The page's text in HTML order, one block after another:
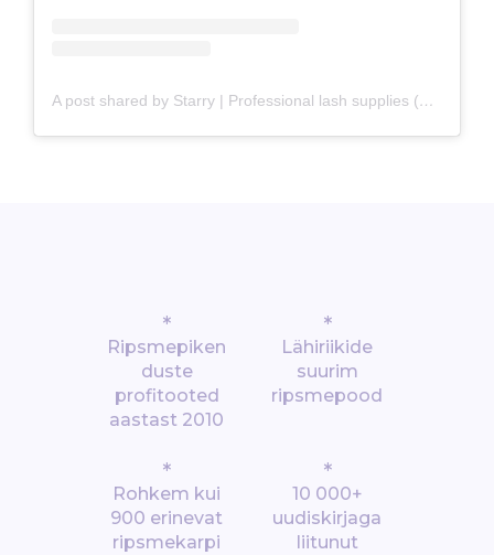
A post shared by Starry | Professional lash supplies (@starrylashes)
*
Ripsmepiken
duste
profitooted
aastast 2010
*
Lähiriikide
suurim
ripsmepood
*
Rohkem kui
900 erinevat
ripsmekarpi
*
10 000+
uudiskirjaga
liitunut